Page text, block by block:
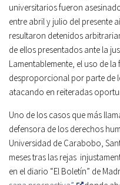
universitarios fueron
entre abril y julio del presente
resultaron detenidos
de ellos presentados ante la
Lamentablemente, el uso de
desproporcional por parte de
atacando en reiteradas
Uno de los casos que más
defensora de los derechos
Universidad de Carabobo,
meses tras las rejas
en el diario “El Boletín” de